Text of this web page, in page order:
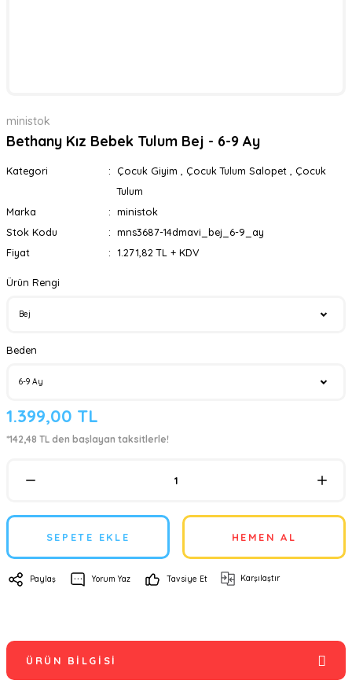
ministok
Bethany Kız Bebek Tulum Bej - 6-9 Ay
Kategori Çocuk Giyim Çocuk Tulum Salopet
Çocuk
Tulum
Marka
ministok
Stok Kodu
mns3687-14dmavi_bej_6-9_ay
Fiyat
1.271,82 TL + KDV
Ürün Rengi
Beden
1.399,00 TL
*142,48 TL den başlayan taksitlerle!
SEPETE EKLE HEMEN AL
Paylaş Yorum Yaz Tavsiye Et Karşılaştır
ÜRÜN BILGISI